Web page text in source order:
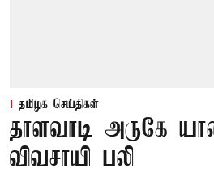
தமிழக செய்திகள்
தாளவாடி அருகே
விவசாயி பலி